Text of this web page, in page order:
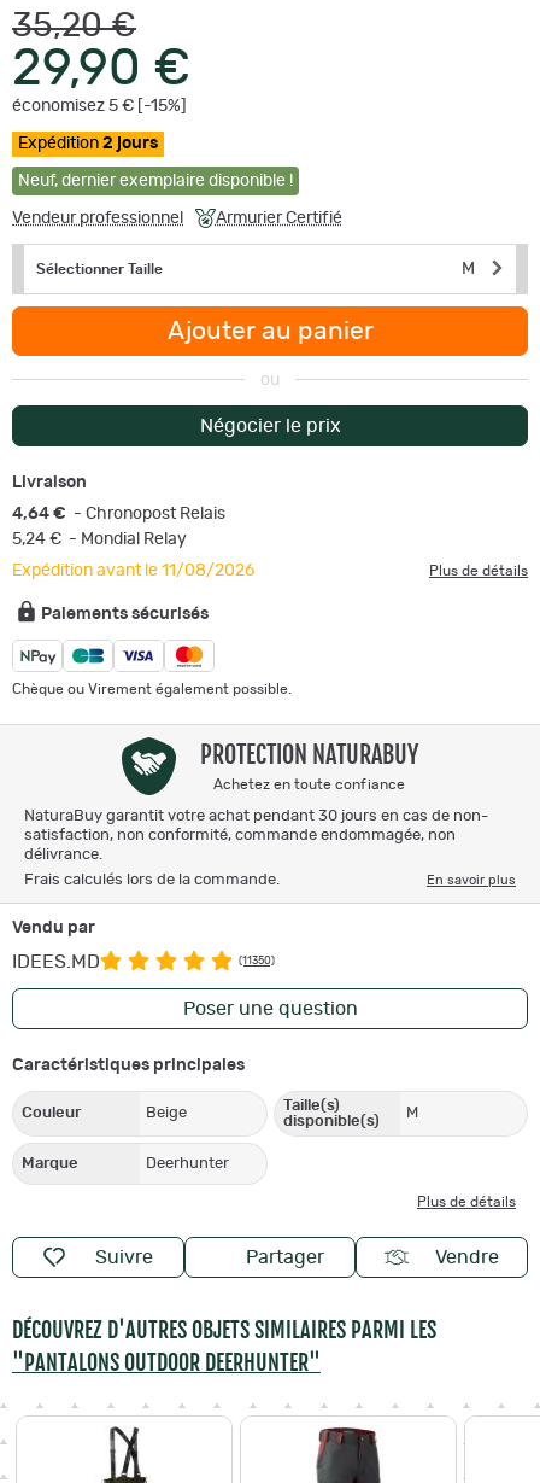
35,20 €
29,90 €
économisez 5 € [-15%]
Expédition 2 jours
Neuf, dernier exemplaire disponible !
Vendeur professionnel Armurier Certifié
Sélectionner Taille M
Ajouter au panier
ou
Négocier le prix
Livraison
4,64 € - Chronopost Relais
5,24 € - Mondial Relay
Expédition avant le 11/08/2026
Plus de détails
Paiements sécurisés
Chèque ou Virement également possible.
PROTECTION NATURABUY
Achetez en toute confiance
NaturaBuy garantit votre achat pendant 30 jours en cas de non-
satisfaction, non conformité, commande endommagée, non
délivrance.
Frais calculés lors de la commande.
En savoir plus
Vendu par
IDEES.MD (11350)
Poser une question
Caractéristiques principales
Couleur Beige
Taille(s)
disponible(s)
M
Marque Deerhunter
Plus de détails
Suivre Partager Vendre
DÉCOUVREZ D'AUTRES OBJETS SIMILAIRES PARMI LES
"PANTALONS OUTDOOR DEERHUNTER"